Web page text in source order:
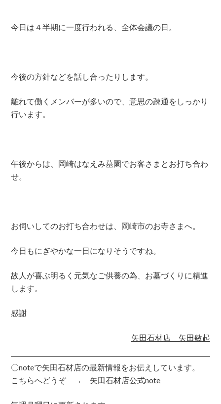
今日は４半期に一度行われる、全体会議の日。
今後の方針などを話し合ったりします。
離れて働くメンバーが多いので、意思の疎通をしっかり
行います。
午後からは、岡崎はなえみ墓園でお客さまとお打ち合わ
せ。
お伺いしてのお打ち合わせは、岡崎市のお寺さまへ。
今日もにぎやかな一日になりそうですね。
故人が喜ぶ明るく元気なご供養の為、お墓づくりに精進
します。
感謝
矢田石材店 矢田敏起
〇noteで矢田石材店の最新情報をお伝えしています。
こちらへどうぞ → 矢田石材店公式note